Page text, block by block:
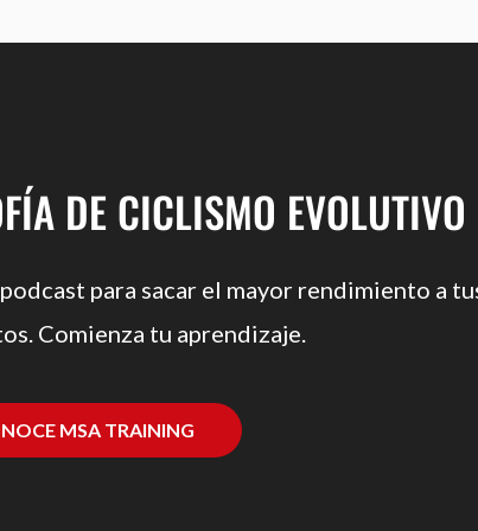
DE CICLISMO EVOLUTIVO
para sacar el mayor rendimiento a
Comienza tu aprendizaje.
MSA TRAINING